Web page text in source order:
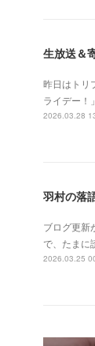
生放送＆
昨日はトリ
ライデー！
2026.03.28
羽村の落
ブログ更新
で、たまに
2026.03.25